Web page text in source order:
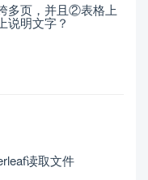
多页，并且②表格上
说明文字？
读取文件